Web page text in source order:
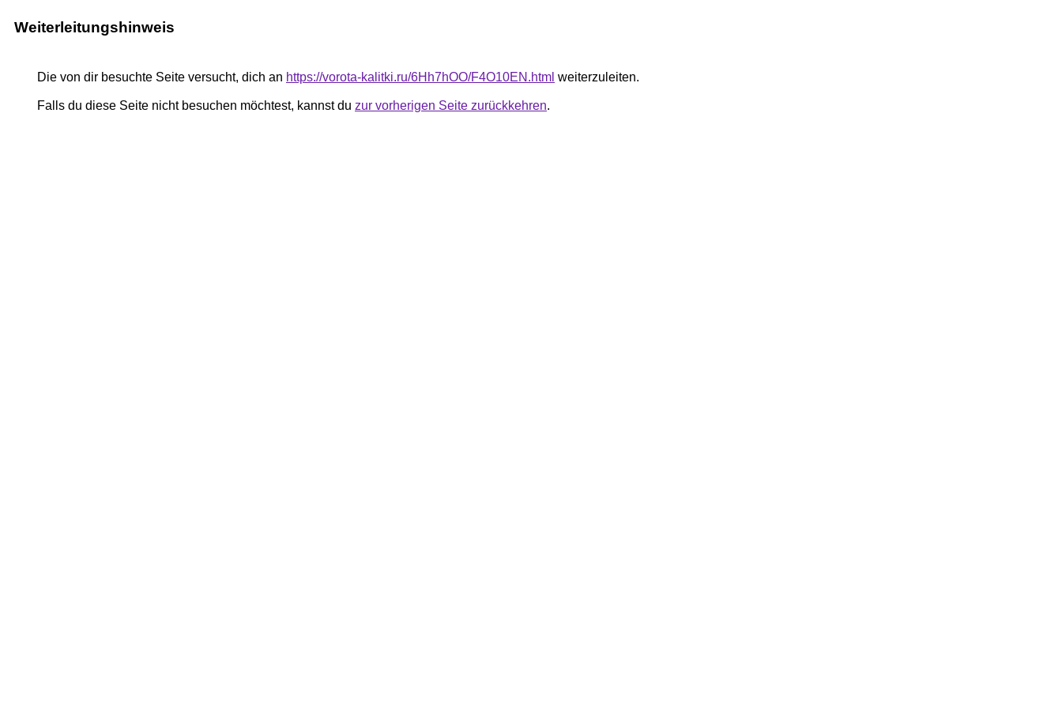
Weiterleitungshinweis
Die von dir besuchte Seite versucht, dich an https://vorota-kalitki.ru/6Hh7hOO/F4O10EN.html weiterzuleiten.
Falls du diese Seite nicht besuchen möchtest, kannst du zur vorherigen Seite zurückkehren.